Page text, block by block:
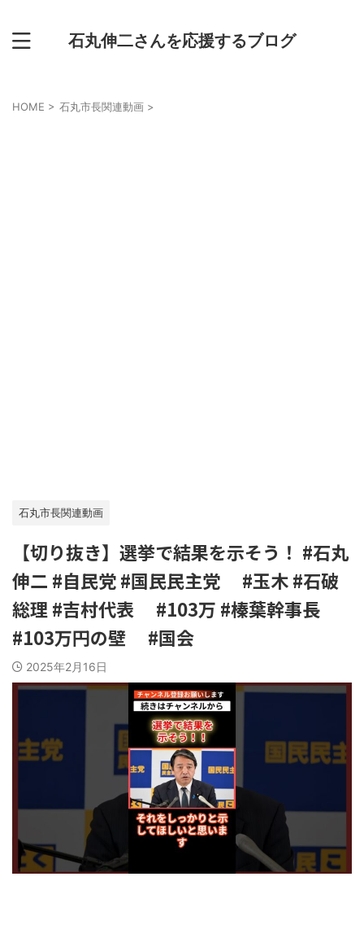
石丸伸二さんを応援するブログ
HOME > 石丸市長関連動画 >
石丸市長関連動画
【切り抜き】選挙で結果を示そう！ #石丸
伸二 #自民党 #国民民主党 #玉木 #石破
総理 #吉村代表 #103万 #榛葉幹事長
#103万円の壁 #国会
2025年2月16日